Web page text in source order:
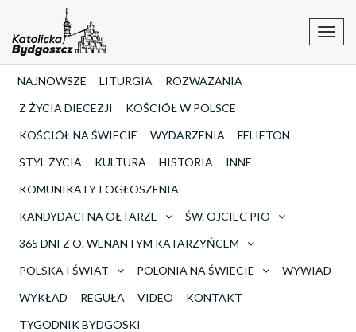
NAJNOWSZE LITURGIA
ROZWAŻANIA
Z ŻYCIA DIECEZJI
KOŚCIÓŁ W POLSCE
KOŚCIÓŁ NA ŚWIECIE
WYDARZENIA
FELIETON
STYL ŻYCIA
KULTURA HISTORIA
INNE
KOMUNIKATY I OGŁOSZENIA
KANDYDACI NA OŁTARZE
ŚW. OJCIEC PIO
365 DNI Z O. WENANTYM KATARZYŃCEM
POLSKA I ŚWIAT
POLONIA NA ŚWIECIE
WYWIAD
WYKŁAD
REGUŁA VIDEO
KONTAKT
TYGODNIK BYDGOSKI